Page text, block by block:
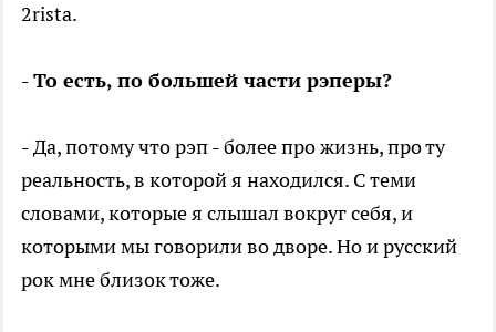
2rista.
- То есть, по большей части рэперы?
- Да, потому что рэп - более про жизнь, про ту
реальность, в которой я находился. С теми
словами, которые я слышал вокруг себя, и
которыми мы говорили во дворе. Но и русский
рок мне близок тоже.